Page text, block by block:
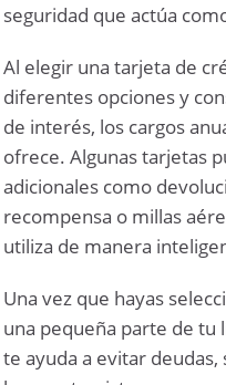
seguridad que actúa
Al elegir una tarjeta de
diferentes opciones y
de interés, los cargos
ofrece. Algunas tarjetas
adicionales como
recompensa o millas
utiliza de manera
Una vez que hayas
una pequeña parte de tu
te ayuda a evitar